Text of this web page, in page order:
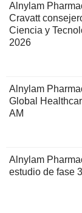
Alnylam
Cravatt
Ciencia y
2026
Alnylam
Global
AM
Alnylam
estudio de fase